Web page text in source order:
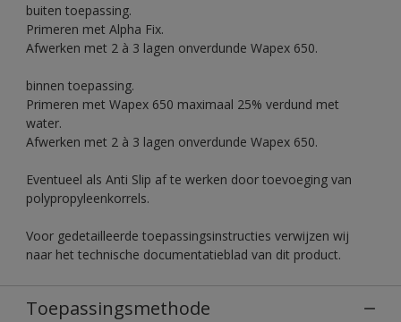
buiten toepassing.
Primeren met Alpha Fix.
Afwerken met 2 à 3 lagen onverdunde Wapex 650.
binnen toepassing.
Primeren met Wapex 650 maximaal 25% verdund met
water.
Afwerken met 2 à 3 lagen onverdunde Wapex 650.
Eventueel als Anti Slip af te werken door toevoeging van
polypropyleenkorrels.
Voor gedetailleerde toepassingsinstructies verwijzen wij
naar het technische documentatieblad van dit product.
Toepassingsmethode